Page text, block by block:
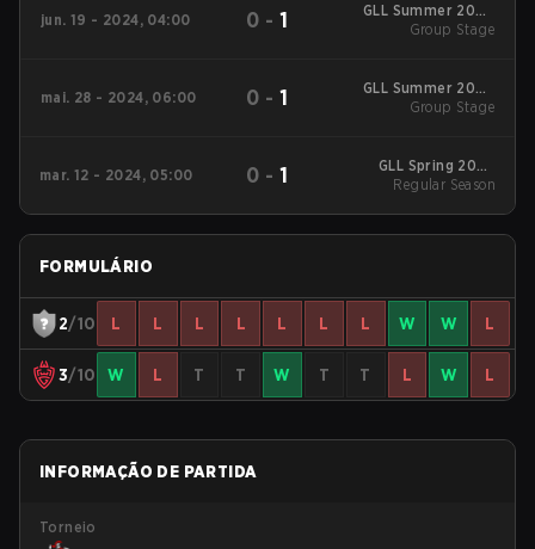
jun. 19 - 2024, 04:00 0 -1
GLL Summer 2024
Regular Season
Group Stage
mai. 28 - 2024, 06:00 0 -1
GLL Summer 2024
Regular Season
Group Stage
mar. 12 - 2024, 05:00 0 -1
GLL Spring 2024
Regular Season
Regular Season
FORMULÁRIO
2/10 L L L L L L L W W L
3/10 W L T T W T T L W L
INFORMAÇÃO DE PARTIDA
Torneio